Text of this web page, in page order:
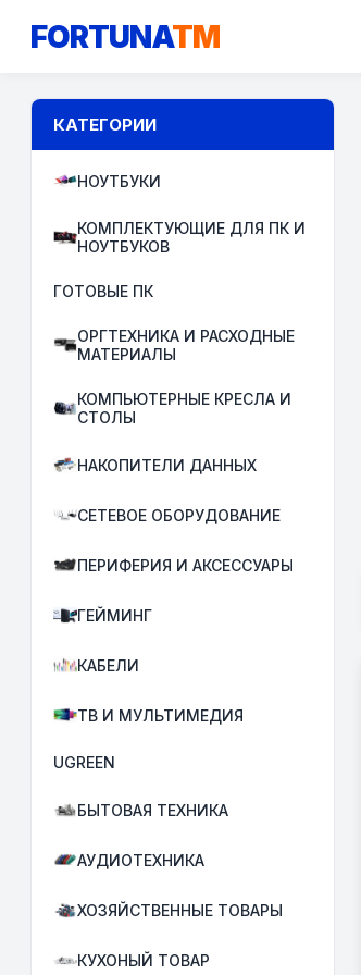
FORTUNATM
КАТЕГОРИИ
НОУТБУКИ
КОМПЛЕКТУЮЩИЕ ДЛЯ ПК И
НОУТБУКОВ
ГОТОВЫЕ ПК
ОРГТЕХНИКА И РАСХОДНЫЕ
МАТЕРИАЛЫ
КОМПЬЮТЕРНЫЕ КРЕСЛА И
СТОЛЫ
НАКОПИТЕЛИ ДАННЫХ
СЕТЕВОЕ ОБОРУДОВАНИЕ
ПЕРИФЕРИЯ И АКСЕССУАРЫ
ГЕЙМИНГ
КАБЕЛИ
ТВ И МУЛЬТИМЕДИЯ
UGREEN
БЫТОВАЯ ТЕХНИКА
АУДИОТЕХНИКА
ХОЗЯЙСТВЕННЫЕ ТОВАРЫ
КУХОНЫЙ ТОВАР